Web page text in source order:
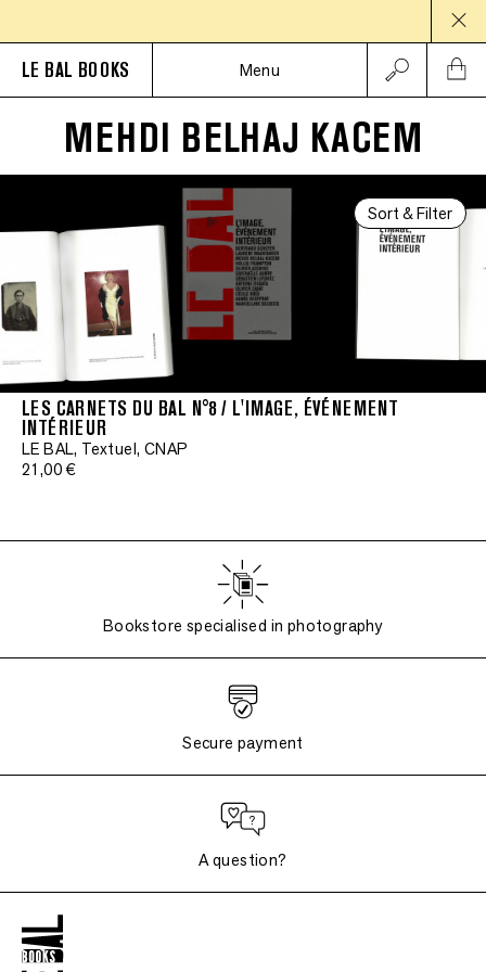
LE BAL BOOKS Menu
MEHDI BELHAJ KACEM
Sort & Filter
LES CARNETS DU BAL N°8 / L'IMAGE, ÉVÉNEMENT
INTÉRIEUR
LE BAL, Textuel, CNAP
21,00 €
Bookstore specialised in photography
Secure payment
A question?